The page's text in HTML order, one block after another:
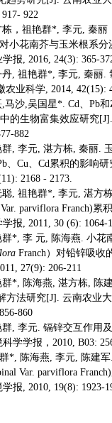
922
栋，祖艳群*, 李元, 秦丽
小花南芥与玉米根系分
学报 , 2016, 24(3): 365-
丹, 祖艳群*, 李元, 秦丽.
农业科学, 2014, 42(15):
, 马沙, 吴国星*. Cd Pb和
的生物富集效应研究[J].
882
群, 李元, 湛方栋 秦丽.
、 Cu Cd 累积的影响研
2168 - 2173.
聪, 祖艳群*, 李元, 湛方栋
parviflora Franch) 累
学报 , 2011, 30 (6): 1064-
群*, 李 元, 陈海燕 小花
Franch ）对铅锌吸收
27(9): 206-211
群*, 陈海燕 湛方栋 陈
方法研究[J]. 云南农业
860
群, 李元. 镉锌交互作用
学学报， 2010, B03:
*, 陈海燕 李元, 陈建军.
Var. parviflora Franch)
学报 , 2010, 19(8): 1923-